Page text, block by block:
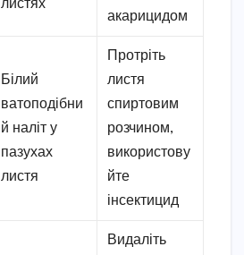
листях
акарицидом
Білий
ватоподібни
й наліт у
пазухах
листя
Протріть
листя
спиртовим
розчином,
використову
йте
інсектицид
Видаліть